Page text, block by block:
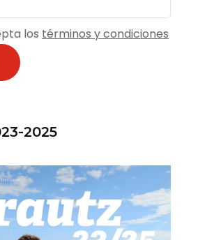
los términos y condiciones
2025